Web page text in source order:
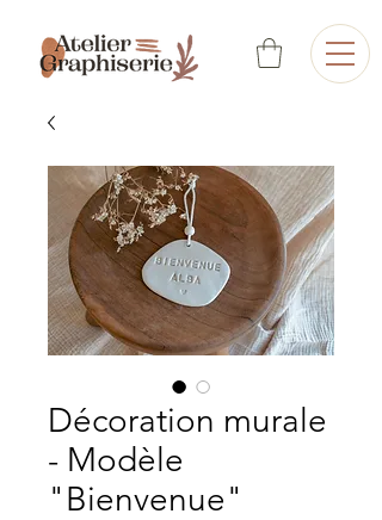
Décoration murale
- Modèle
"Bienvenue"